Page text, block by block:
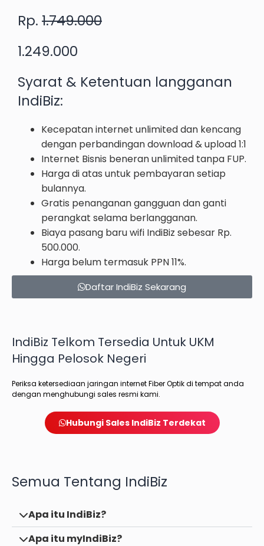
Rp. 1.749.000
1.249.000
Syarat & Ketentuan langganan
IndiBiz:
Kecepatan internet unlimited dan kencang
dengan perbandingan download & upload 1:1
Internet Bisnis beneran unlimited tanpa FUP.
Harga di atas untuk pembayaran setiap
bulannya.
Gratis penanganan gangguan dan ganti
perangkat selama berlangganan.
Biaya pasang baru wifi IndiBiz sebesar Rp.
500.000.
Harga belum termasuk PPN 11%.
Daftar IndiBiz Sekarang
IndiBiz Telkom Tersedia Untuk UKM
Hingga Pelosok Negeri
Periksa ketersediaan jaringan internet Fiber Optik di tempat anda
dengan menghubungi sales resmi kami.
Hubungi Sales IndiBiz Terdekat
Semua Tentang IndiBiz
Apa itu IndiBiz?
Apa itu myIndiBiz?